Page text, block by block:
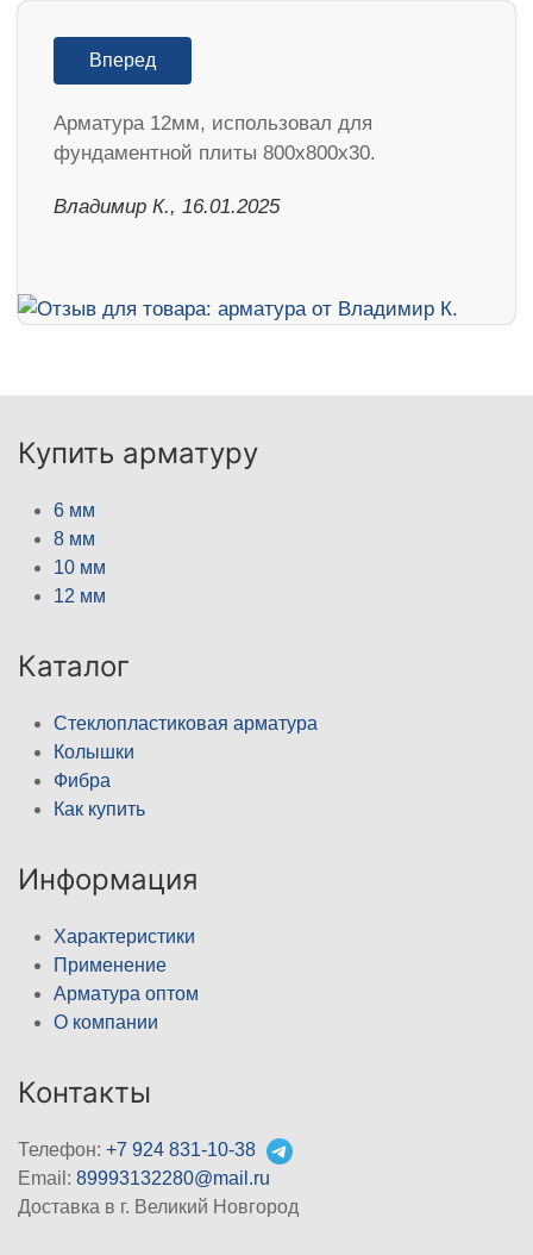
Вперед
Арматура 12мм, использовал для
фундаментной плиты 800х800х30.
Владимир К., 16.01.2025
Купить арматуру
6 мм
8 мм
10 мм
12 мм
Каталог
Стеклопластиковая арматура
Колышки
Фибра
Как купить
Информация
Характеристики
Применение
Арматура оптом
О компании
Контакты
Телефон: +7 924 831-10-38
Email: 89993132280@mail.ru
Доставка в г. Великий Новгород